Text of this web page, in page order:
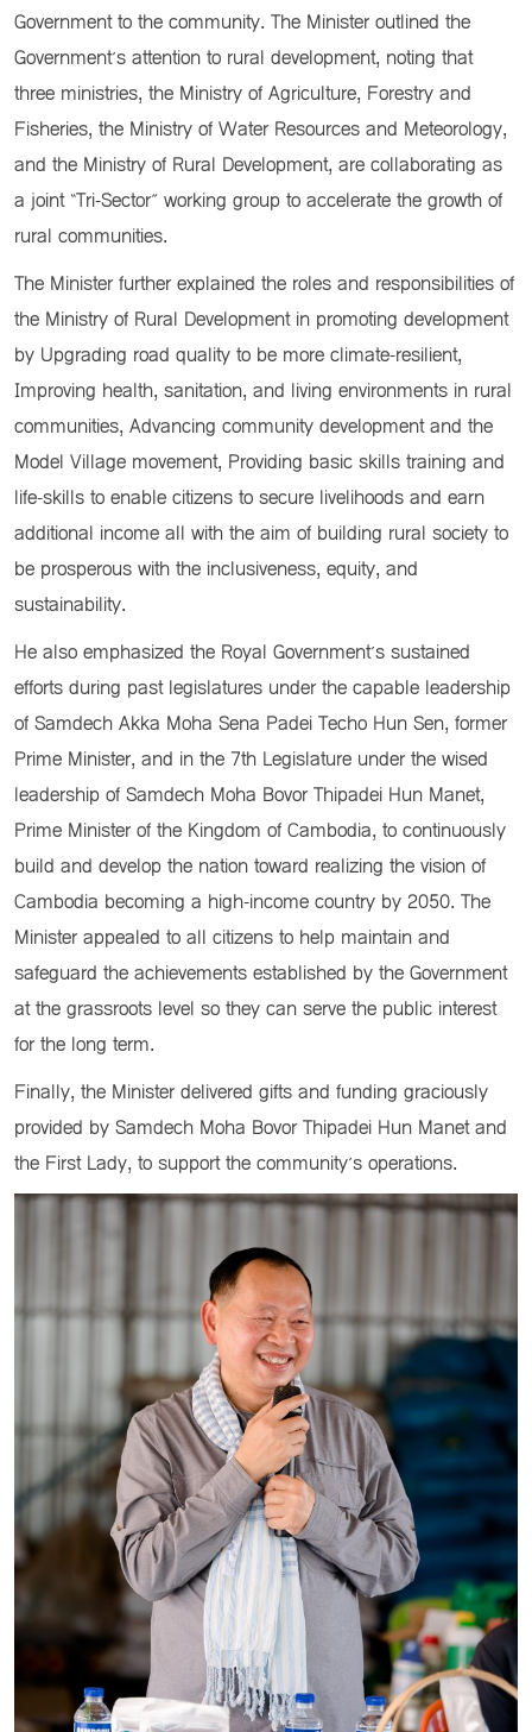
Government to the community. The Minister outlined the
Government’s attention to rural development, noting that
three ministries, the Ministry of Agriculture, Forestry and
Fisheries, the Ministry of Water Resources and Meteorology,
and the Ministry of Rural Development, are collaborating as
a joint “Tri-Sector” working group to accelerate the growth of
rural communities.
The Minister further explained the roles and responsibilities of
the Ministry of Rural Development in promoting development
by Upgrading road quality to be more climate-resilient,
Improving health, sanitation, and living environments in rural
communities, Advancing community development and the
Model Village movement, Providing basic skills training and
life-skills to enable citizens to secure livelihoods and earn
additional income all with the aim of building rural society to
be prosperous with the inclusiveness, equity, and
sustainability.
He also emphasized the Royal Government’s sustained
efforts during past legislatures under the capable leadership
of Samdech Akka Moha Sena Padei Techo Hun Sen, former
Prime Minister, and in the 7th Legislature under the wised
leadership of Samdech Moha Bovor Thipadei Hun Manet,
Prime Minister of the Kingdom of Cambodia, to continuously
build and develop the nation toward realizing the vision of
Cambodia becoming a high-income country by 2050. The
Minister appealed to all citizens to help maintain and
safeguard the achievements established by the Government
at the grassroots level so they can serve the public interest
for the long term.
Finally, the Minister delivered gifts and funding graciously
provided by Samdech Moha Bovor Thipadei Hun Manet and
the First Lady, to support the community’s operations.